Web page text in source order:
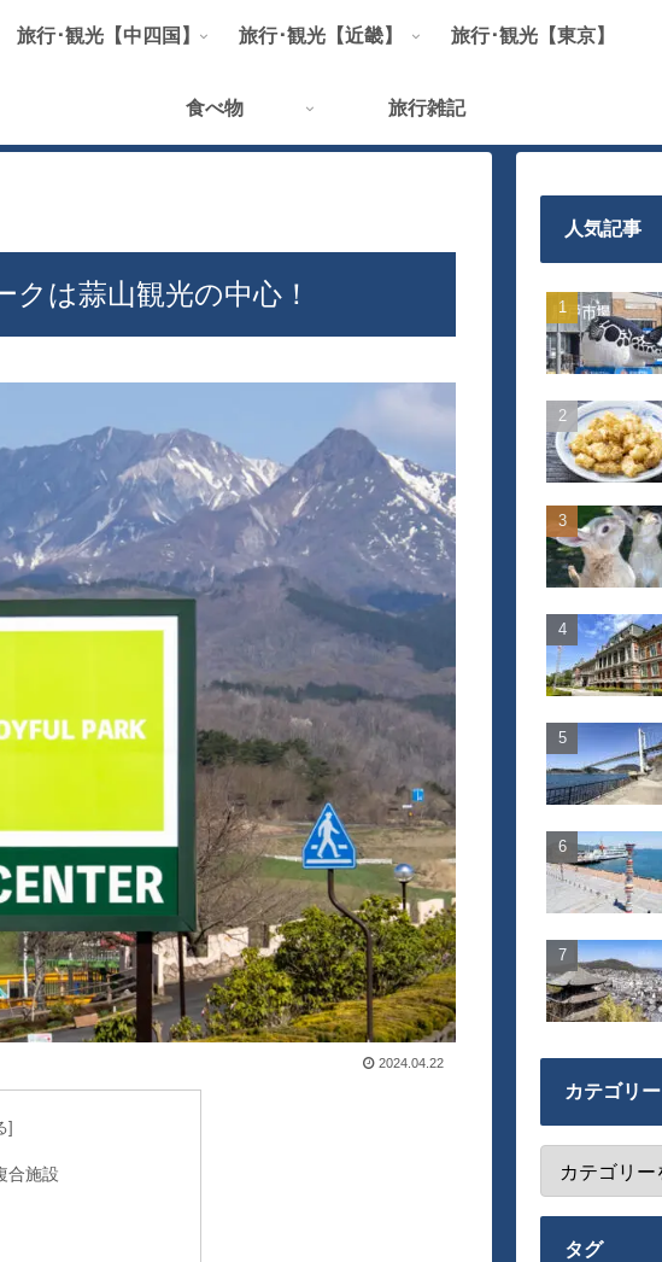
旅行･観光【中四国】 旅行･観光【近畿】 旅行･観光【東京】
食べ物 旅行雑記
は蒜山観光の中心！
2024.04.22
合施設
人気記事
カテゴリー
タグ